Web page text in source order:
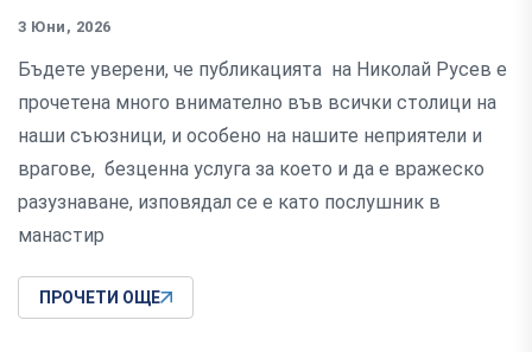
3 Юни, 2026
Бъдете уверени, че публикацията на Николай Русев е
прочетена много внимателно във всички столици на
наши съюзници, и особено на нашите неприятели и
врагове, безценна услуга за което и да е вражеско
разузнаване, изповядал се е като послушник в
манастир
ПРОЧЕТИ ОЩЕ